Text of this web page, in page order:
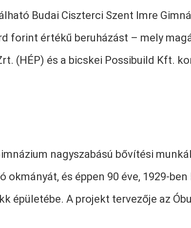
Budai Ciszterci Szent Imre
forint értékű beruházást – mely
(HÉP) és a bicskei Possibuild Kft.
nagyszabású bővítési
és éppen 90 éve, 1929-
épületébe. A projekt tervezője az